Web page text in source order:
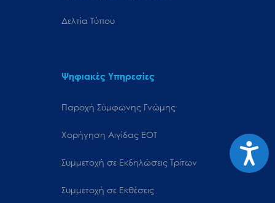
Δελτία Τύπου
Ψηφιακές Υπηρεσίες
Παροχή Σύμφωνης Γνώμης
Χορήγηση Αιγίδας ΕΟΤ
Συμμετοχή σε Εκδηλώσεις Τρίτων
Συμμετοχή σε Εκθέσεις